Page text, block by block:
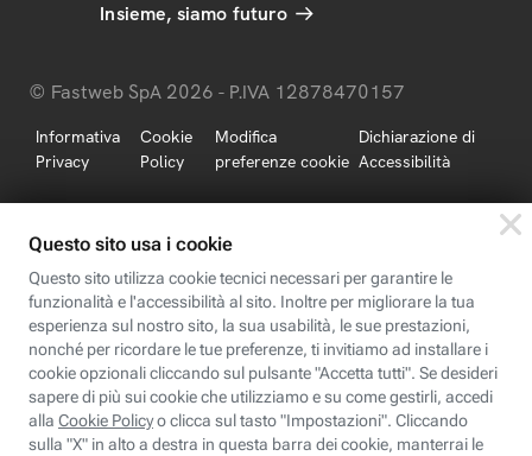
Insieme, siamo futuro
© Fastweb SpA 2026 - P.IVA 12878470157
Informativa
Privacy
Cookie
Policy
Modifica
preferenze cookie
Dichiarazione di
Accessibilità